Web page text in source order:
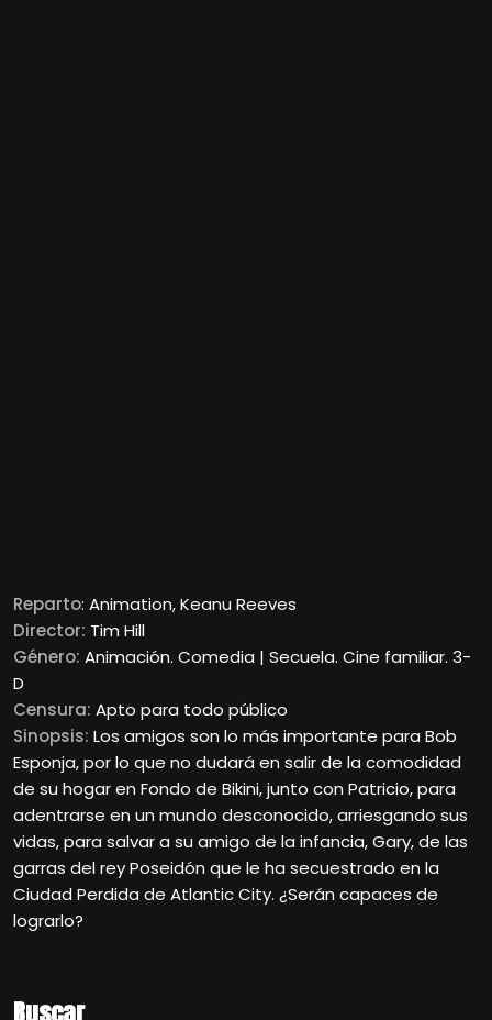
Reparto: Animation, Keanu Reeves
Director: Tim Hill
Género: Animación. Comedia | Secuela. Cine familiar. 3-
D
Censura: Apto para todo público
Sinopsis: Los amigos son lo más importante para Bob
Esponja, por lo que no dudará en salir de la comodidad
de su hogar en Fondo de Bikini, junto con Patricio, para
adentrarse en un mundo desconocido, arriesgando sus
vidas, para salvar a su amigo de la infancia, Gary, de las
garras del rey Poseidón que le ha secuestrado en la
Ciudad Perdida de Atlantic City. ¿Serán capaces de
lograrlo?
Buscar